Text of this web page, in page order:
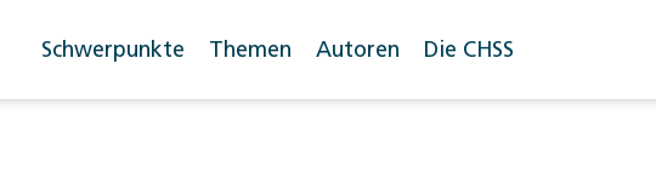
Schwerpunkte Themen Autoren Die CHSS